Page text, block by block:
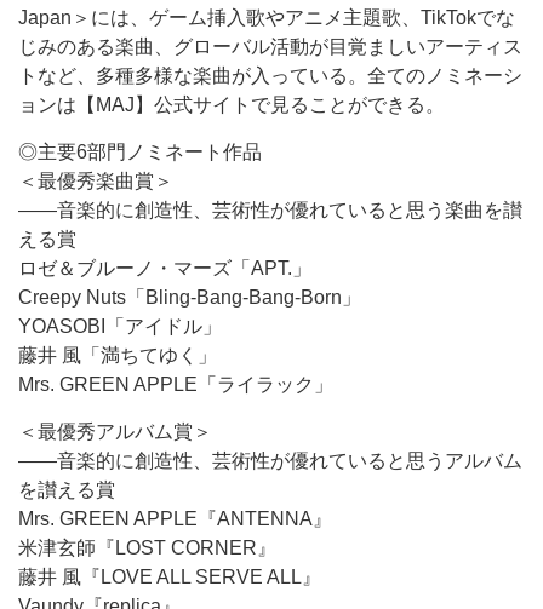
Japan＞には、ゲーム挿入歌やアニメ主題歌、TikTokでな
じみのある楽曲、グローバル活動が目覚ましいアーティス
トなど、多種多様な楽曲が入っている。全てのノミネーシ
ョンは【MAJ】公式サイトで見ることができる。
◎主要6部門ノミネート作品
＜最優秀楽曲賞＞
――音楽的に創造性、芸術性が優れていると思う楽曲を讃
える賞
ロゼ＆ブルーノ・マーズ「APT.」
Creepy Nuts「Bling-Bang-Bang-Born」
YOASOBI「アイドル」
藤井 風「満ちてゆく」
Mrs. GREEN APPLE「ライラック」
＜最優秀アルバム賞＞
――音楽的に創造性、芸術性が優れていると思うアルバム
を讃える賞
Mrs. GREEN APPLE『ANTENNA』
米津玄師『LOST CORNER』
藤井 風『LOVE ALL SERVE ALL』